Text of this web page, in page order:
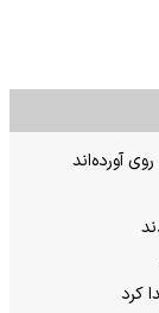
آورده‌اند
کرد